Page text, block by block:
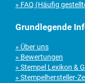
» FAQ (Häufig
Grundlegende
» Über uns
» Bewertungen
» Stempel Lexikon &
» Stempelhersteller-